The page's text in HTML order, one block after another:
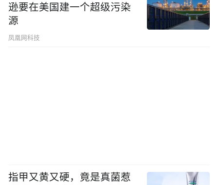
逊要在美国建一个超级污染
源
凤凰网科技
指甲又黄又硬，竟是真菌惹